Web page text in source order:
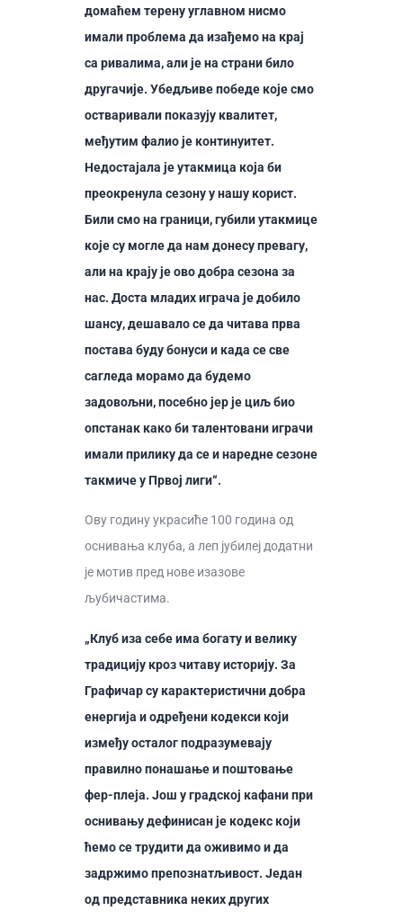
домаћем терену углавном нисмо
имали проблема да изађемо на крај
са ривалима, али је на страни било
другачије. Убедљиве победе које смо
остваривали показују квалитет,
међутим фалио је континуитет.
Недостајала је утакмица која би
преокренула сезону у нашу корист.
Били смо на граници, губили утакмице
које су могле да нам донесу превагу,
али на крају је ово добра сезона за
нас. Доста младих играча је добило
шансу, дешавало се да читава прва
постава буду бонуси и када се све
сагледа морамо да будемо
задовољни, посебно јер је циљ био
опстанак како би талентовани играчи
имали прилику да се и наредне сезоне
такмиче у Првој лиги“.
Ову годину украсиће 100 година од
оснивања клуба, а леп јубилеј додатни
је мотив пред нове изазове
љубичастима.
„Клуб иза себе има богату и велику
традицију кроз читаву историју. За
Графичар су карактеристични добра
енергија и одређени кодекси који
између осталог подразумевају
правилно понашање и поштовање
фер-плеја. Још у градској кафани при
оснивању дефинисан је кодекс који
ћемо се трудити да оживимо и да
задржимо препознатљивост. Један
од представника неких других